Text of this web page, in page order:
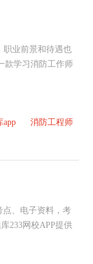
职业前景和待遇也
款学习消防工作师
app
消防工程师
点、电子资料，考
233网校APP提供